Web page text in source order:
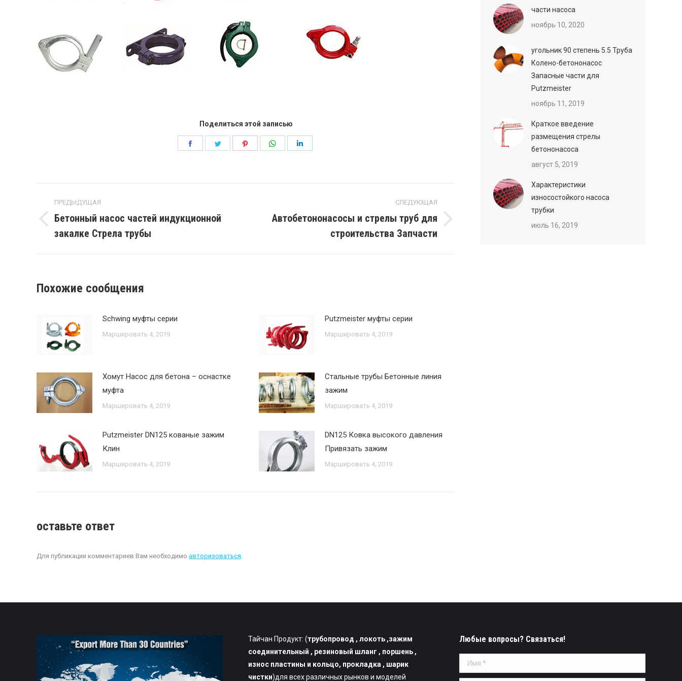
Поделиться этой записью
ПоделитьсяПоделитьсяПоделитьсяПоделиться
по
записям
ПРЕДЫДУЩАЯ
Предыдущая
запись:
Бетонный насос частей индукционной
закалке Стрела трубы
СЛЕДУЮЩАЯ
Следующая
Автобетононасосы и стрелы труб для
строительства Запчасти
Похожие сообщения
Schwing муфты серии
Маршировать 4, 2019
Putzmeister муфты серии
Маршировать 4, 2019
Хомут Насос для бетона – оснастке
муфта
Маршировать 4, 2019
Стальные трубы Бетонные линия
зажим
Маршировать 4, 2019
Putzmeister DN125 кованые зажим
Клин
Маршировать 4, 2019
DN125 Ковка высокого давления
Привязать зажим
Маршировать 4, 2019
оставьте ответ
Для публикации комментариев Вам необходимо авторизоваться.
части насоса
ноябрь 10, 2020
угольник 90 степень 5.5 Труба
Колено-бетононасос
Запасные части для
Putzmeister
ноябрь 11, 2019
Краткое введение
размещения стрелы
бетононасоса
август 5, 2019
Характеристики
износостойкого насоса
трубки
июль 16, 2019
Тайчан Продукт: (трубопровод , локоть ,зажим
соединительный , резиновый шланг , поршень ,
износ пластины и кольцо, прокладка , шарик
чистки)для всех различных рынков и моделей
Любые вопросы? Связаться!
Имя *